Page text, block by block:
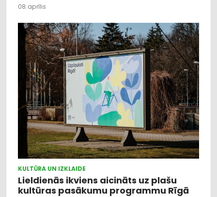
08. aprīlis
KULTŪRA UN IZKLAIDE
Lieldienās ikviens aicināts uz plašu
kultūras pasākumu programmu Rīgā